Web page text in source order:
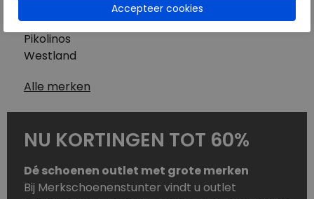
Mephisto
Pikolinos
Westland
Alle merken
NU KORTINGEN TOT 60%
Dé schoenen outlet met grote merken
Bij Merkschoenenstunter vindt u outlet